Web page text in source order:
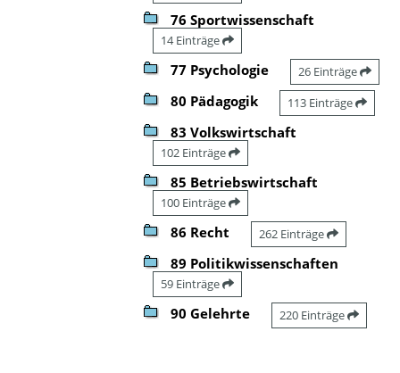
76 Sportwissenschaft
14 Einträge
77 Psychologie 26 Einträge
80 Pädagogik 113 Einträge
83 Volkswirtschaft
102 Einträge
85 Betriebswirtschaft
100 Einträge
86 Recht 262 Einträge
89 Politikwissenschaften
59 Einträge
90 Gelehrte 220 Einträge